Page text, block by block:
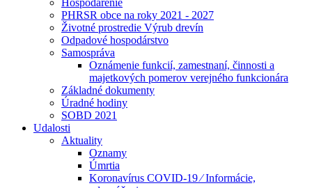
Hospodárenie
PHRSR obce na roky 2021 - 2027
Životné prostredie Výrub drevín
Odpadové hospodárstvo
Samospráva
Oznámenie funkcií, zamestnaní, činnosti a
majetkových pomerov verejného funkcionára
Základné dokumenty
Úradné hodiny
SOBD 2021
Udalosti
Aktuality
Oznamy
Úmrtia
Koronavírus COVID-19 ⁄ Informácie,